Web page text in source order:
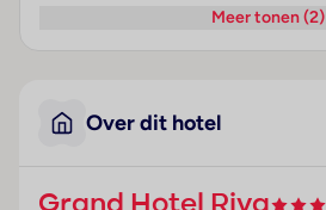
Meer tonen (2)
Over dit hotel